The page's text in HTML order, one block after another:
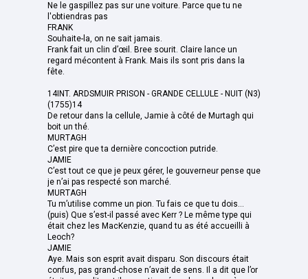
Ne le gaspillez pas sur une voiture. Parce que tu ne
l'obtiendras pas
FRANK
Souhaite-la, on ne sait jamais.
Frank fait un clin d’œil. Bree sourit. Claire lance un
regard mécontent à Frank. Mais ils sont pris dans la
fête.
14INT. ARDSMUIR PRISON - GRANDE CELLULE - NUIT (N3)
(1755)14
De retour dans la cellule, Jamie à côté de Murtagh qui
boit un thé.
MURTAGH
C’est pire que ta dernière concoction putride.
JAMIE
C’est tout ce que je peux gérer, le gouverneur pense que
je n’ai pas respecté son marché.
MURTAGH
Tu m’utilise comme un pion. Tu fais ce que tu dois...
(puis) Que s’est-il passé avec Kerr ? Le même type qui
était chez les MacKenzie, quand tu as été accueilli à
Leoch?
JAMIE
Aye. Mais son esprit avait disparu. Son discours était
confus, pas grand-chose n’avait de sens. Il a dit que l’or